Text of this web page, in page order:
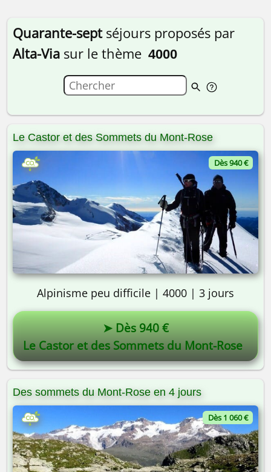
Quarante-septséjours proposés par
Alta-Via sur le thème 4000
Le Castor et des Sommets du Mont-Rose
Dès 940 €
Alpinisme peu difficile | 4000 | 3 jours
➤ Dès 940 €
Le Castor et des Sommets du Mont-Rose
Des sommets du Mont-Rose en 4 jours
Dès 1 060 €